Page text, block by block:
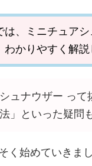
は、ミニチュア
わかりやすく解説
ュナウザー っ
」といった疑問
く始めていきまし